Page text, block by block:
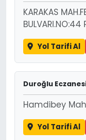
KARAKAS
BULVARI.NO:44
Yol Tarifi Al
Duroğlu
Hamdibey
Yol Tarifi Al